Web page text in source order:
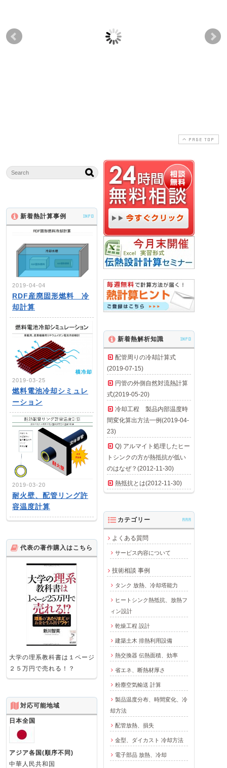
有限要素法による熱応
冷蔵設備、給排水衛生
産
PAGE TOP
新着熱計算事例 INFO
2019-04-04
RDF産廃固形燃料 冷
却計算
2019-03-25
燃料電池冷却シミュレ
ーション
2019-03-20
耐火壁、配管リング許
容温度計算
新着熱解析知識 INFO
配管周りの冷却計算式
(2019-07-15)
円管の外側自然対流熱計算
式(2019-05-20)
冷却工程 製品内部温度時
間変化算出方法一例(2019-04-
23)
Q) アルマイト処理したヒー
トシンクの方が熱抵抗が低い
のはなぜ？(2012-11-30)
熱抵抗とは(2012-11-30)
カテゴリー AAA
よくある質問
サービス内容について
技術相談 事例
タンク 放熱、冷却塔能力
ヒートシンク熱抵抗、放熱フ
ィン設計
乾燥工程 設計
建築土木 排熱利用設備
熱交換器 伝熱面積、効率
省エネ、断熱材厚さ
粉塵空気輸送 計算
製品温度分布、時間変化、冷
却方法
配管放熱、損失
金型、ダイカスト 冷却方法
電子部品 放熱、冷却
代表の著作購入はこちら
大学の理系教科書は１ページ
２５万円で売れる！？
対応可能地域
日本全国
アジア各国(順序不同)
中華人民共和国